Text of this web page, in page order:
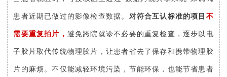
患者近期已做过的影像检查数据。 对符合互认标准的项目 不
需要重复拍片， 避免跨院就诊不必要的重复检查，逐步以电
子胶片取代传统物理胶片，让患者省去了保存和携带物理胶
片的麻烦。不仅能减轻环境污染，节能环保，也能节省患者